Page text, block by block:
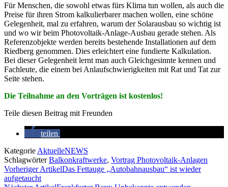
Für Menschen, die sowohl etwas fürs Klima tun wollen, als auch die
Preise für ihren Strom kalkulierbarer machen wollen, eine schöne
Gelegenheit, mal zu erfahren, warum der Solarausbau so wichtig ist
und wo wir beim Photovoltaik-Anlage-Ausbau gerade stehen. Als
Referenzobjekte werden bereits bestehende Installationen auf dem
Riedberg genommen. Dies erleichtert eine fundierte Kalkulation.
Bei dieser Gelegenheit lernt man auch Gleichgesinnte kennen und
Fachleute, die einem bei Anlaufschwierigkeiten mit Rat und Tat zur
Seite stehen.
Die Teilnahme an den Vorträgen ist kostenlos!
Teile diesen Beitrag mit Freunden
teilen
Kategorie AktuelleNEWS
SchlagwörterBalkonkraftwerke, Vortrag Photovoltaik-Anlagen
Vorheriger ArtikelDas Fettauge „Autobahnausbau“ ist wieder
aufgetaucht